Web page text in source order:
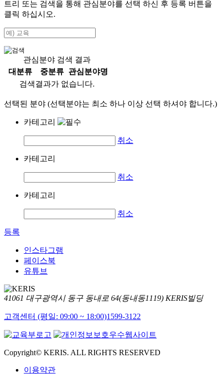
트리 또는 검색을 통해 관심분야를 선택 하신 후 등록 버튼을
클릭 하십시오.
관심분야 검색 결과
대분류
중분류
관심분야명
검색결과가 없습니다.
선택된 분야 (선택분야는 최소 하나 이상 선택 하셔야 합니다.)
카테고리
취소
카테고리
취소
카테고리
취소
등록
인스타그램
페이스북
유튜브
41061 대구광역시 동구 동내로 64(동내동1119) KERIS빌딩
고객센터 (평일: 09:00 ~ 18:00)1599-3122
Copyright© KERIS. ALL RIGHTS RESERVED
이용약관